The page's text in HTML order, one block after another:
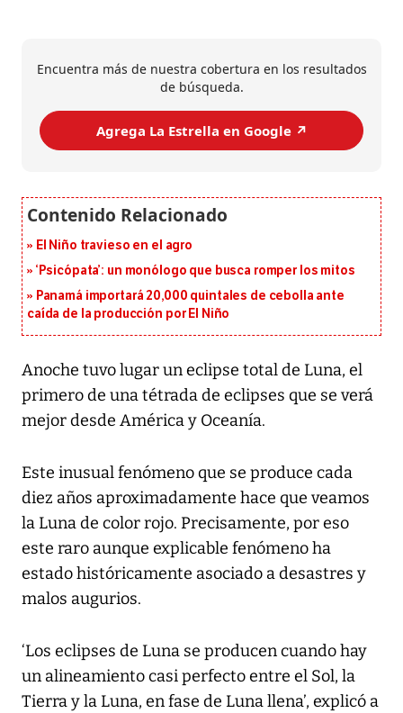
Encuentra más de nuestra cobertura en los resultados
de búsqueda.
Agrega La Estrella en Google ↗️
El Niño travieso en el agro
‘Psicópata’: un monólogo que busca romper los mitos
Panamá importará 20,000 quintales de cebolla ante
caída de la producción por El Niño
Anoche tuvo lugar un eclipse total de Luna, el
primero de una tétrada de eclipses que se verá
mejor desde América y Oceanía.
Este inusual fenómeno que se produce cada
diez años aproximadamente hace que veamos
la Luna de color rojo. Precisamente, por eso
este raro aunque explicable fenómeno ha
estado históricamente asociado a desastres y
malos augurios.
‘Los eclipses de Luna se producen cuando hay
un alineamiento casi perfecto entre el Sol, la
Tierra y la Luna, en fase de Luna llena’, explicó a